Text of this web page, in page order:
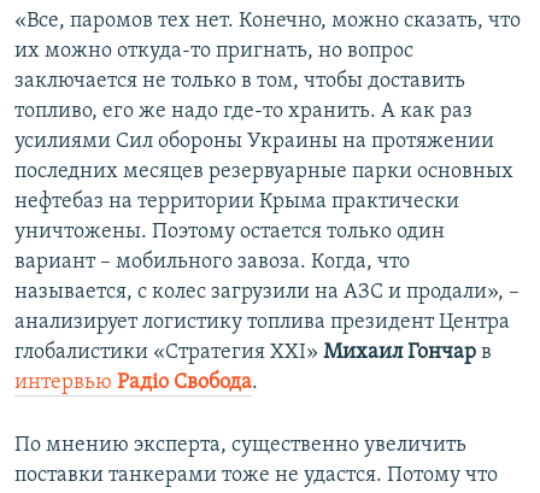
«Все, паромов тех нет. Конечно, можно сказать, что
их можно откуда-то пригнать, но вопрос
заключается не только в том, чтобы доставить
топливо, его же надо где-то хранить. А как раз
усилиями Сил обороны Украины на протяжении
последних месяцев резервуарные парки основных
нефтебаз на территории Крыма практически
уничтожены. Поэтому остается только один
вариант – мобильного завоза. Когда, что
называется, с колес загрузили на АЗС и продали», –
анализирует логистику топлива президент Центра
глобалистики «Стратегия ХХI» Михаил Гончар в
интервью Радіо Свобода.
По мнению эксперта, существенно увеличить
поставки танкерами тоже не удастся. Потому что